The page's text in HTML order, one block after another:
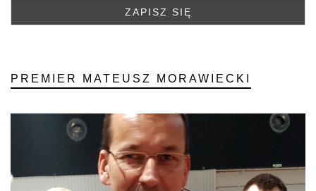
PREMIER MATEUSZ MORAWIECKI